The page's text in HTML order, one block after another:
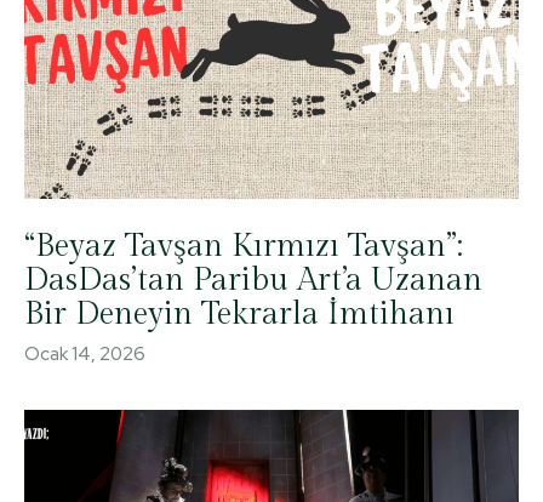
“Beyaz Tavşan Kırmızı Tavşan”:
DasDas’tan Paribu Art’a Uzanan
Bir Deneyin Tekrarla İmtihanı
Ocak 14, 2026